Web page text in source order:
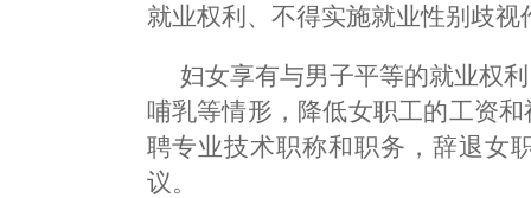
就业权利、不得实施就业性别歧视
妇女享有与男子平等的就业权
哺乳等情形，降低女职工的工资
聘专业技术职称和职务，辞退女
议。